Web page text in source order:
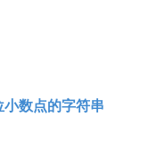
小数点的字符串